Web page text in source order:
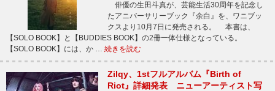
俳優の生田斗真が、芸能生活30周年を記念し
たアニバーサリーブック『余白』を、ワニブッ
クスより10月7日に発売される。 本書は、
【SOLO BOOK】と【BUDDIES BOOK】の2冊一体仕様となっている。
【SOLO BOOK】には、か … 続きを読む
Zilqy、1stフルアルバム『Birth of
Riot』詳細発表 ニューアーティスト写